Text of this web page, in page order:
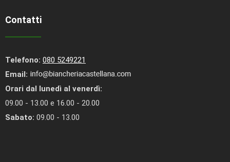
Contatti
Telefono: 080 5249221
Email:
Orari dal lunedì al venerdì:
09.00 - 13.00 e 16.00 - 20.00
Sabato: 09.00 - 13.00